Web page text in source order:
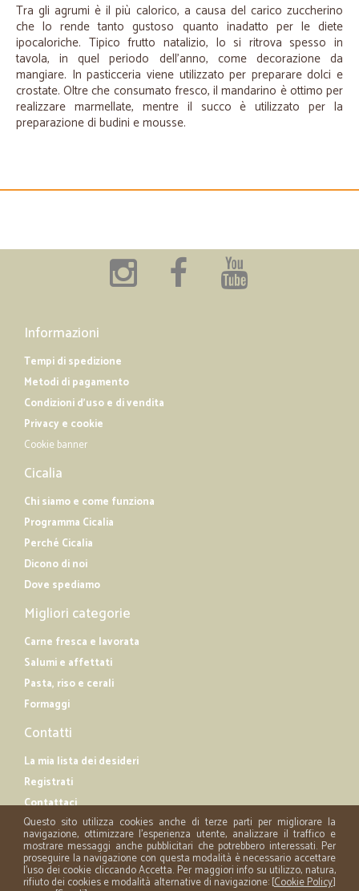
Tra gli agrumi è il più calorico, a causa del carico zuccherino
che lo rende tanto gustoso quanto inadatto per le diete
ipocaloriche. Tipico frutto natalizio, lo si ritrova spesso in
tavola, in quel periodo dell’anno, come decorazione da
mangiare. In pasticceria viene utilizzato per preparare dolci e
crostate. Oltre che consumato fresco, il mandarino è ottimo per
realizzare marmellate, mentre il succo è utilizzato per la
preparazione di budini e mousse.
Informazioni
Tempi di spedizione
Metodi di pagamento
Condizioni d'uso e di vendita
Privacy e cookie
Cookie banner
Cicalia
Chi siamo e come funziona
Programma Cicalia
Perché Cicalia
Dicono di noi
Dove spediamo
Migliori categorie
Carne fresca e lavorata
Salumi e affettati
Pasta, riso e cerali
Formaggi
Contatti
La mia lista dei desideri
Registrati
Contattaci
Questo sito utilizza cookies anche di terze parti per migliorare la
navigazione, ottimizzare l'esperienza utente, analizzare il traffico e
mostrare messaggi anche pubblicitari che potrebbero interessati. Per
proseguire la navigazione con questa modalità è necessario accettare
l'uso dei cookie cliccando Accetta. Per maggiori info su utilizzo, natura,
rifiuto dei cookies e modalità alternative di navigazione: [Cookie Policy]